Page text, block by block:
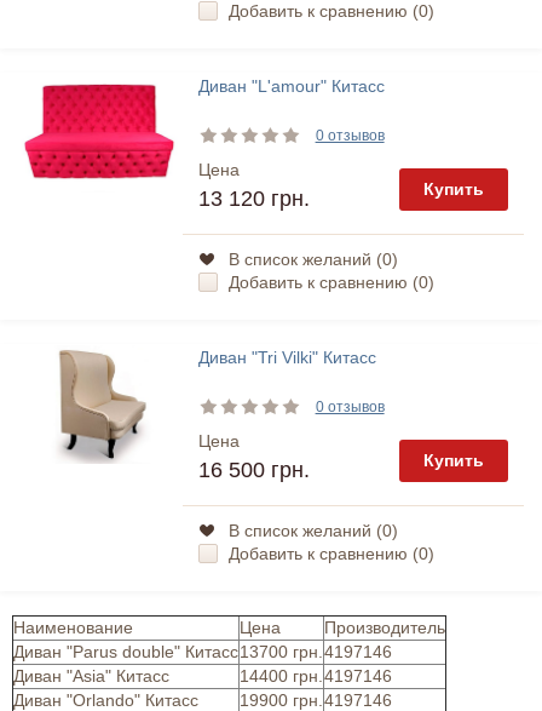
Добавить к сравнению (0)
Диван "L'amour" Китасс
0 отзывов
Цена
13 120 грн. Купить
В список желаний (0)
Добавить к сравнению (0)
Диван "Tri Vilki" Китасс
0 отзывов
Цена
16 500 грн. Купить
В список желаний (0)
Добавить к сравнению (0)
Наименование Цена
Производитель
Диван "Parus double" Китасс13700 грн. 4197146
Диван "Asia" Китасс
14400 грн. 4197146
Диван "Orlando" Китасс
19900 грн. 4197146